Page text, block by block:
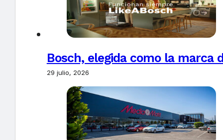
Bosch, elegida como la marca
29 julio, 2026